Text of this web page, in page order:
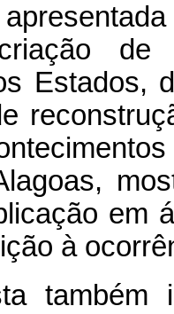
de
Estados,
em
à
também